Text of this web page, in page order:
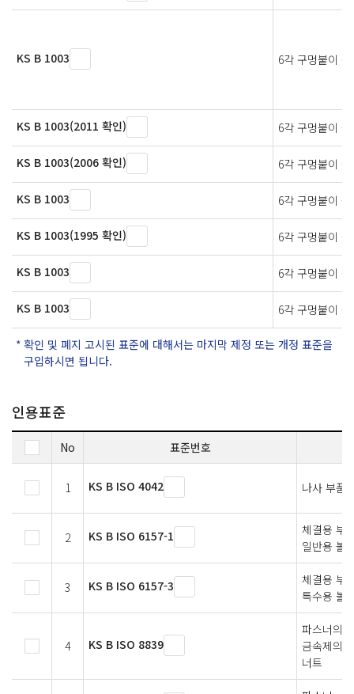
KS B 1003 6각 구멍붙이
KS B 1003(2011 확인) 6각 구멍붙이
KS B 1003(2006 확인) 6각 구멍붙이
KS B 1003 6각 구멍붙이
KS B 1003(1995 확인) 6각 구멍붙이
KS B 1003 6각 구멍붙이
KS B 1003 6각 구멍붙이
확인 및 폐지 고시된 표준에 대해서는 마지막 제정 또는 개정 표준을
구입하시면 됩니다.
인용표준
No 표준번호
1 KS B ISO 4042 나사 부품
2 KS B ISO 6157-1
체결용 부
일반용 볼
3 KS B ISO 6157-3
체결용 부
특수용 볼
4 KS B ISO 8839
파스너의
금속제의
너트